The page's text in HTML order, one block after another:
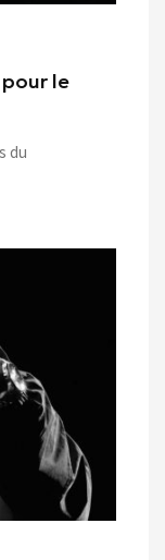
pour le
du